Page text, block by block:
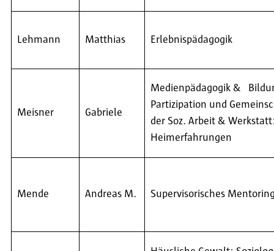
Lehmann Matthias Erlebnispädagogik
Meisner Gabriele
Medienpädagogik &
Partizipation und
der Soz. Arbeit &
Heimerfahrungen
Mende Andreas M. Supervisorisches